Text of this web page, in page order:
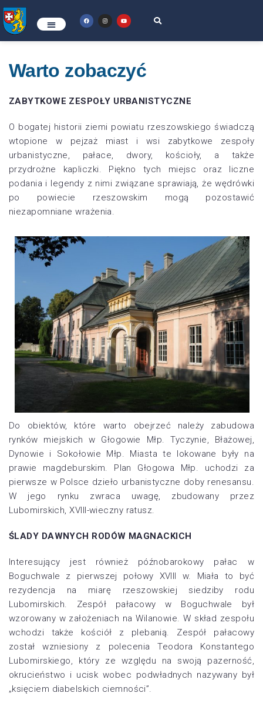
Warto zobaczyć
ZABYTKOWE ZESPOŁY URBANISTYCZNE
O bogatej historii ziemi powiatu rzeszowskiego świadczą
wtopione w pejzaż miast i wsi zabytkowe zespoły
urbanistyczne, pałace, dwory, kościoły, a także
przydrożne kapliczki. Piękno tych miejsc oraz liczne
podania i legendy z nimi związane sprawiają, że wędrówki
po powiecie rzeszowskim mogą pozostawić
niezapomniane wrażenia.
Do obiektów, które warto obejrzeć należy zabudowa
rynków miejskich w Głogowie Młp. Tyczynie, Błażowej,
Dynowie i Sokołowie Młp. Miasta te lokowane były na
prawie magdeburskim. Plan Głogowa Młp. uchodzi za
pierwsze w Polsce dzieło urbanistyczne doby renesansu.
W jego rynku zwraca uwagę, zbudowany przez
Lubomirskich, XVIII-wieczny ratusz.
ŚLADY DAWNYCH RODÓW MAGNACKICH
Interesujący jest również późnobarokowy pałac w
Boguchwale z pierwszej połowy XVIII w. Miała to być
rezydencja na miarę rzeszowskiej siedziby rodu
Lubomirskich. Zespół pałacowy w Boguchwale był
wzorowany w założeniach na Wilanowie. W skład zespołu
wchodzi także kościół z plebanią. Zespół pałacowy
został wzniesiony z polecenia Teodora Konstantego
Lubomirskiego, który ze względu na swoją pazerność,
okrucieństwo i ucisk wobec podwładnych nazywany był
„księciem diabelskich ciemności”.